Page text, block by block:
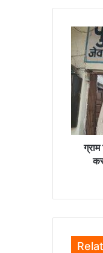
ग्राम
सिरसा
खुर्द
में
सट्टा
पट्टी
लिखकर
जुआ
संचालन
करने
सट्टा
सामग्री